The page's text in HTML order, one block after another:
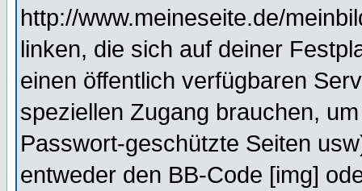
http://www.meineseite.de/
linken, die sich auf deiner
einen öffentlich verfügbaren
speziellen Zugang brauchen,
Passwort-geschützte Seiten
entweder den BB-Code [img]